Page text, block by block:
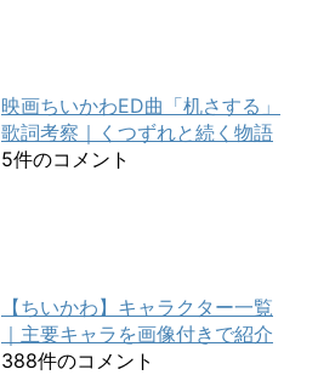
映画ちいかわED曲「机さする」
歌詞考察｜くつずれと続く物語
5件のコメント
【ちいかわ】キャラクター一覧
｜主要キャラを画像付きで紹介
388件のコメント